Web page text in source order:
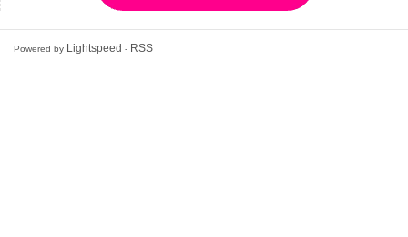
Powered by Lightspeed - RSS